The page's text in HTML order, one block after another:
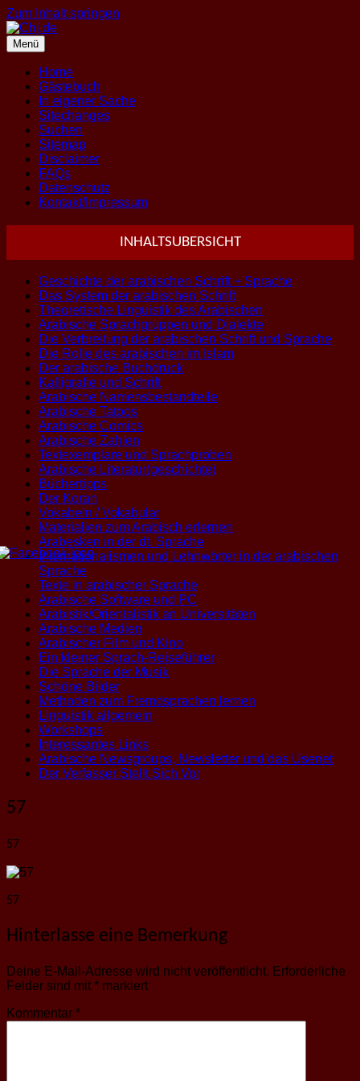
Zum Inhalt springen
Menü
Home
Gästebuch
In eigener Sache
Sitechanges
Suchen
Sitemap
Disclaimer
FAQs
Datenschutz
Kontakt/Impressum
INHALTSUBERSICHT
Geschichte der arabischen Schrift + Sprache
Das System der arabischen Schrift
Theoretische Linguistik des Arabischen
Arabische Sprachgruppen und Dialekte
Die Verbreitung der arabischen Schrift und Sprache
Die Rolle des arabischen im Islam
Der arabische Buchdruck
Kalligrafie und Schrift
Arabische Namensbestandteile
Arabische Tatoos
Arabische Comics
Arabische Zahlen
Textexemplare und Sprachproben
Arabische Literatur(geschichte)
Büchertipps
Der Koran
Vokabeln / Vokabular
Materialien zum Arabisch erlernen
Arabesken in der dt. Sprache
Internationalismen und Lehnwörter in der arabischen
Sprache
Texte in arabischer Sprache
Arabische Software und PC
Arabistik/Orientalistik an Universitäten
Arabische Medien
Arabischer Film und Kino
Ein kleiner Sprach-Reiseführer
Die Sprache der Musik
Schöne Bilder
Methoden zum Fremdsprachen lernen
Linguistik allgemein
Workshops
Interessantes Links
Arabische Newsgroups, Newsletter und das Usenet
Der Verfasser Stellt Sich Vor
57
57
57
Hinterlasse eine Bemerkung
Deine E-Mail-Adresse wird nicht veröffentlicht. Erforderliche
Felder sind mit * markiert
Kommentar *